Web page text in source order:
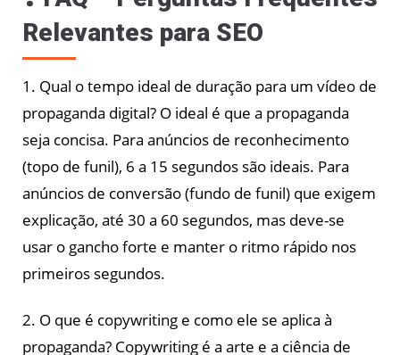
Relevantes para SEO
1. Qual o tempo ideal de duração para um vídeo de
propaganda digital? O ideal é que a propaganda
seja concisa. Para anúncios de reconhecimento
(topo de funil), 6 a 15 segundos são ideais. Para
anúncios de conversão (fundo de funil) que exigem
explicação, até 30 a 60 segundos, mas deve-se
usar o gancho forte e manter o ritmo rápido nos
primeiros segundos.
2. O que é copywriting e como ele se aplica à
propaganda? Copywriting é a arte e a ciência de